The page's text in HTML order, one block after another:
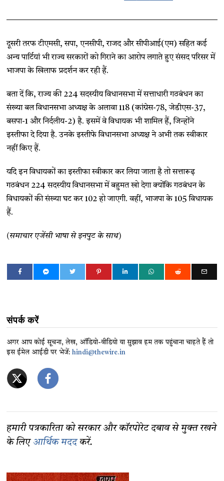
दूसरी तरफ टीएमसी, सपा, एनसीपी, राजद और सीपीआई(एम) सहित कई
अन्य पार्टियां भी राज्य सरकारों को गिराने का आरोप लगाते हुए संसद परिसर में
भाजपा के खिलाफ प्रदर्शन कर रही हैं.
बता दें कि, राज्य की 224 सदस्यीय विधानसभा में सत्ताधारी गठबंधन का
संख्या बल विधानसभा अध्यक्ष के अलावा 118 (कांग्रेस-78, जेडीएस-37,
बसपा-1 और निर्दलीय-2) है. इसमें वे विधायक भी शामिल हैं, जिन्होंने
इस्तीफा दे दिया है. उनके इस्तीफे विधानसभा अध्यक्ष ने अभी तक स्वीकार
नहीं किए हैं.
यदि इन विधायकों का इस्तीफा स्वीकार कर लिया जाता है तो सत्तारूढ़
गठबंधन 224 सदस्यीय विधानसभा में बहुमत खो देगा क्योंकि गठबंधन के
विधायकों की संख्या घट कर 102 हो जाएगी. वहीं, भाजपा के 105 विधायक
हैं.
(समाचार एजेंसी भाषा से इनपुट के साथ)
संपर्क करें
अगर आप कोई सूचना, लेख, ऑडियो-वीडियो या सुझाव हम तक पहुंचाना चाहते हैं तो
इस ईमेल आईडी पर भेजें:hindi@thewire.in
हमारी पत्रकारिता को सरकार और कॉरपोरेट दबाव से मुक्त रखने
के लिए आर्थिक मददकरें.